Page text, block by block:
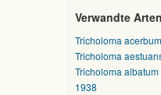
Verwandte Arten
Tricholoma
Tricholoma
Tricholoma
1938